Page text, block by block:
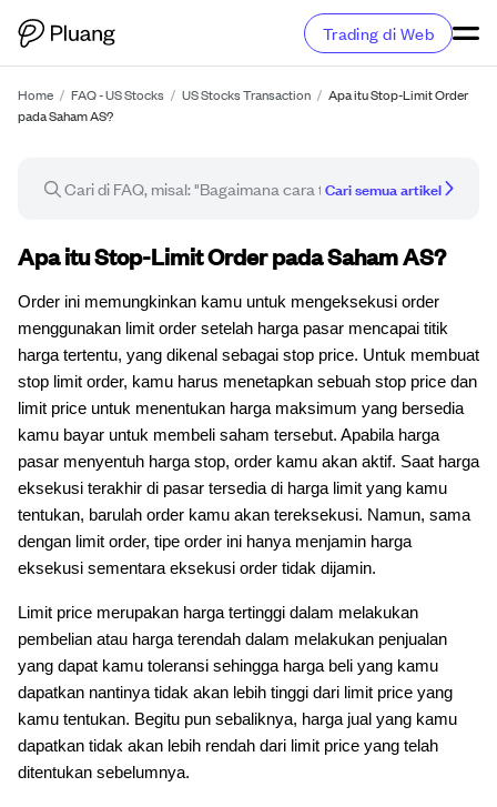
Trading di Web
Home / FAQ - US Stocks / US Stocks Transaction / Apa itu Stop-Limit Order
pada Saham AS?
Cari semua artikel
Artikel FAQ
Apa itu Stop-Limit Order pada Saham AS?
Order ini memungkinkan kamu untuk mengeksekusi order
menggunakan limit order setelah harga pasar mencapai titik
harga tertentu, yang dikenal sebagai stop price. Untuk membuat
stop limit order, kamu harus menetapkan sebuah stop price dan
limit price untuk menentukan harga maksimum yang bersedia
kamu bayar untuk membeli saham tersebut. Apabila harga
pasar menyentuh harga stop, order kamu akan aktif. Saat harga
eksekusi terakhir di pasar tersedia di harga limit yang kamu
tentukan, barulah order kamu akan tereksekusi. Namun, sama
dengan limit order, tipe order ini hanya menjamin harga
eksekusi sementara eksekusi order tidak dijamin.
Limit price merupakan harga tertinggi dalam melakukan
pembelian atau harga terendah dalam melakukan penjualan
yang dapat kamu toleransi sehingga harga beli yang kamu
dapatkan nantinya tidak akan lebih tinggi dari limit price yang
kamu tentukan. Begitu pun sebaliknya, harga jual yang kamu
dapatkan tidak akan lebih rendah dari limit price yang telah
ditentukan sebelumnya.